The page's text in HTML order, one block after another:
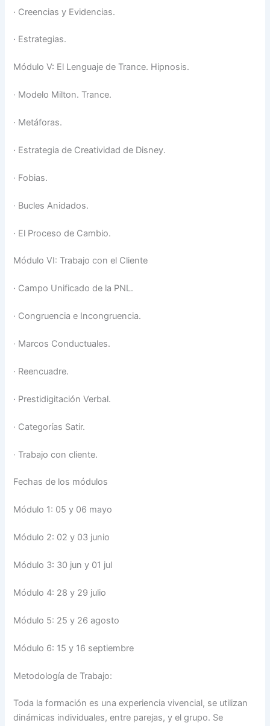
· Creencias y Evidencias.
· Estrategias.
Módulo V: El Lenguaje de Trance. Hipnosis.
· Modelo Milton. Trance.
· Metáforas.
· Estrategia de Creatividad de Disney.
· Fobias.
· Bucles Anidados.
· El Proceso de Cambio.
Módulo VI: Trabajo con el Cliente
· Campo Unificado de la PNL.
· Congruencia e Incongruencia.
· Marcos Conductuales.
· Reencuadre.
· Prestidigitación Verbal.
· Categorías Satir.
· Trabajo con cliente.
Fechas de los módulos
Módulo 1: 05 y 06 mayo
Módulo 2: 02 y 03 junio
Módulo 3: 30 jun y 01 jul
Módulo 4: 28 y 29 julio
Módulo 5: 25 y 26 agosto
Módulo 6: 15 y 16 septiembre
Metodología de Trabajo:
Toda la formación es una experiencia vivencial, se utilizan
dinámicas individuales, entre parejas, y el grupo. Se